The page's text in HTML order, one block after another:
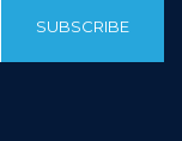
SUBSCRIBE